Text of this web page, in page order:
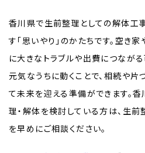
香川県で生前整理としての解体工
す「思いやり」のかたちです。空き
に大きなトラブルや出費につなが
元気なうちに動くことで、相続や片
て未来を迎える準備ができます。
理・解体を検討している方は、生
を早めにご相談ください。